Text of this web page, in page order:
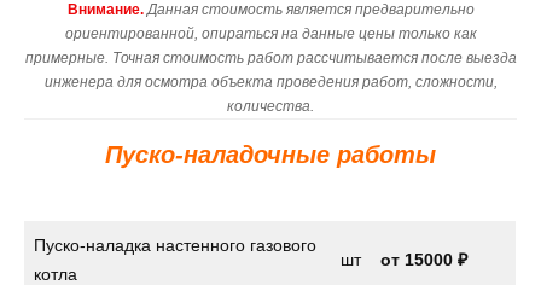
Внимание. Данная стоимость является предварительно
ориентированной, опираться на данные цены только как
примерные. Точная стоимость работ рассчитывается после выезда
инженера для осмотра объекта проведения работ, сложности,
количества.
Пуско-наладочные работы
Пуско-наладка настенного газового
котла
шт от 15000 ₽